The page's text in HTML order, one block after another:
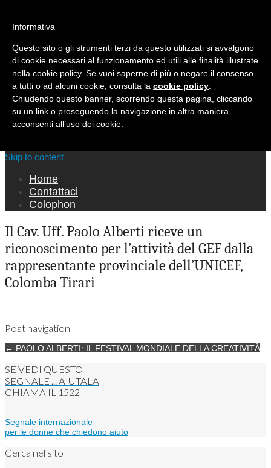
LE INTERVISTE SONO AGLI ITALIANI CHE
RICOPRONO RUOLI ISTITUZIONALI, A
QUELLI CHE RAPPRESENTANO LA SOCIETÀ E
A CHI È UN "COMUNE CITTADINO" ...
PER TUTTO QUESTO SIAMO "ORGOGLIOSI
Skip to content
Home
Contattaci
Colophon
Il Cav. Uff. Paolo Alberti riceve un
riconoscimento per l’attività del GEF dalla
rappresentante provinciale dell’UNICEF,
Colomba Tirari
Post navigation
← PAOLO ALBERTI: IL FESTIVAL MONDIALE DELLA CREATIVITÀ
SE VEDI QUESTO
SEGNALE ... AIUTALA
CHIAMA IL 1522
Segnale internazionale
per le donne che chiedono aiuto
Cerca nel sito
Informativa
Questo sito o gli strumenti terzi da questo utilizzati si avvalgono
di cookie necessari al funzionamento ed utili alle finalità illustrate
nella cookie policy. Se vuoi saperne di più o negare il consenso
a tutti o ad alcuni cookie, consulta la cookie policy
Chiudendo questo banner, scorrendo questa pagina, cliccando
su un link o proseguendo la navigazione in altra maniera,
acconsenti all’uso dei cookie.